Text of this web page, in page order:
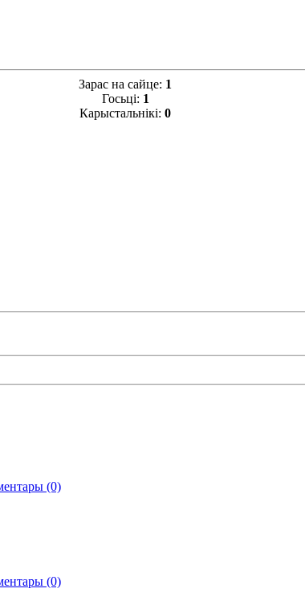
Зарас на сайце: 1
Госьці: 1
Карыстальнікі: 0
(0)
(0)